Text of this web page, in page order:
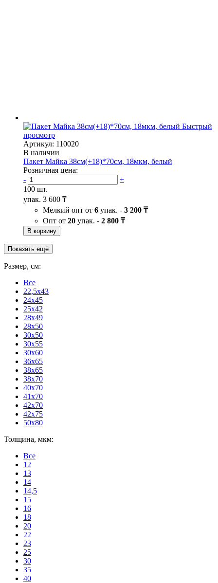
Быстрый
просмотр
Артикул: 110020
В наличии
Пакет Майка 38см(+18)*70см, 18мкм, белый
Розничная цена:
-
+
100 шт.
упак. 3 600 ₸
Мелкий опт от 6 упак. - 3 200 ₸
Опт от 20 упак. - 2 800 ₸
В корзину
Показать ещё
Размер, см:
Все
22,5x43
24x45
25x42
28x49
28x50
30x50
30x55
30x60
36x65
38x65
38x70
40x70
41x70
42x70
42x75
50x80
Толщина, мкм:
Все
12
13
14
14,5
15
16
18
20
22
23
25
30
35
40